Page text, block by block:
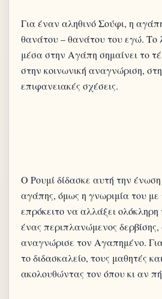
Για έναν αληθινό Σούφι, η
θανάτου – θανάτου του εγώ. Το
μέσα στην Αγάπη σημαίνει το
στην κοινωνική αναγνώριση,
επιφανειακές σχέσεις.
Ο Ρουμί δίδασκε αυτή την
αγάπης, όμως η γνωριμία του
επρόκειτο να αλλάξει
ένας περιπλανώμενος δερβίσης,
αναγνώρισε τον Αγαπημένο.
το διδασκαλείο, τους μαθητές
ακολουθώντας τον όπου κι αν